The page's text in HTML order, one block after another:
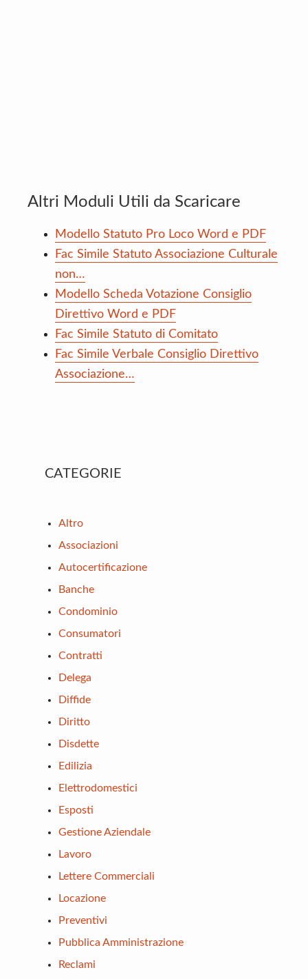
Altri Moduli Utili da Scaricare
Modello Statuto Pro Loco Word e PDF
Fac Simile Statuto Associazione Culturale
non…
Modello Scheda Votazione Consiglio
Direttivo Word e PDF
Fac Simile Statuto di Comitato
Fac Simile Verbale Consiglio Direttivo
Associazione…
Primary
CATEGORIE
Altro
Associazioni
Autocertificazione
Banche
Condominio
Consumatori
Contratti
Delega
Diffide
Diritto
Disdette
Edilizia
Elettrodomestici
Esposti
Gestione Aziendale
Lavoro
Lettere Commerciali
Locazione
Preventivi
Pubblica Amministrazione
Reclami